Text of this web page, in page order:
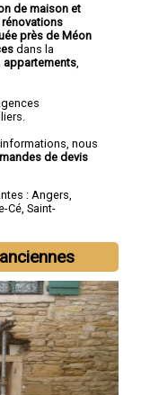
de maison et
rénovations
près de Méon
dans la
appartements
nous
de devis
: Angers,
Cé, Saint-